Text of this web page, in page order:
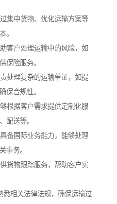
集中货物、优化运输方案等
。
客户处理运输中的风险，如
保险服务。
处理复杂的运输单证，如提
保合规性。
根据客户需求提供定制化服
配送等。
备国际业务能力，能够处理
事务。
货物跟踪服务，帮助客户实
悉相关法律法规，确保运输过